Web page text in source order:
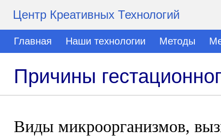
Центр Креативных Технологий
Главная Наши технологии Методы
Причины
Виды микроорганизмов,